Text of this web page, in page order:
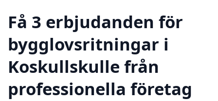
Få 3 erbjudanden för
bygglovsritningar i
Koskullskulle från
professionella företag